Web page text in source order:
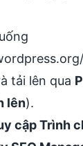
tải lên qua
lên).
cập Trình